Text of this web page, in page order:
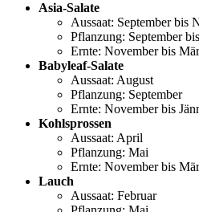
Asia-Salate
Aussaat: September bis
Pflanzung: September
Ernte: November bis
Babyleaf-Salate
Aussaat: August
Pflanzung: September
Ernte: November bis
Kohlsprossen
Aussaat: April
Pflanzung: Mai
Ernte: November bis
Lauch
Aussaat: Februar